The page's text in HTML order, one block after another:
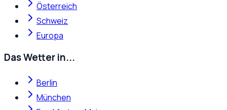
Österreich
Schweiz
Europa
Das Wetter in...
Berlin
München